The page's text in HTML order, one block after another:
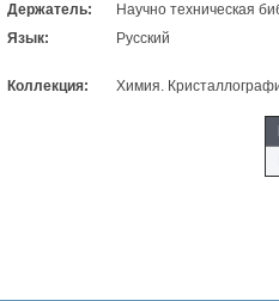
Держатель:
Научно техническая
Язык:
Русский
Коллекция: Химия.